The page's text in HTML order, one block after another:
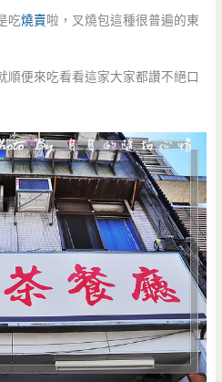
吃燒賣啦，叉燒包這種很普遍的東
順便來吃看看這家大家都讚不絕口